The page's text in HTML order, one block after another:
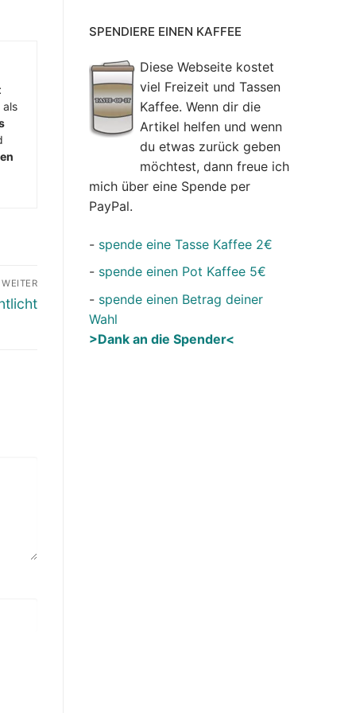
WEITER
SPENDIERE EINEN KAFFEE
Diese Webseite kostet
viel Freizeit und Tassen
Kaffee. Wenn dir die
Artikel helfen und wenn
du etwas zurück geben
möchtest, dann freue ich
mich über eine Spende per
PayPal.
- spende eine Tasse Kaffee 2€
- spende einen Pot Kaffee 5€
- spende einen Betrag deiner
Wahl
>Dank an die Spender<